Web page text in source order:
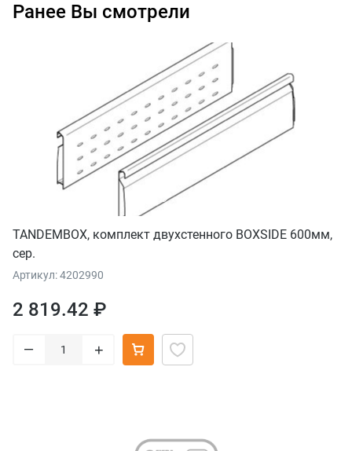
Ранее Вы смотрели
TANDEMBOX, комплект двухстенного BOXSIDE 600мм,
сер.
Артикул: 4202990
2 819.42 ₽
– +